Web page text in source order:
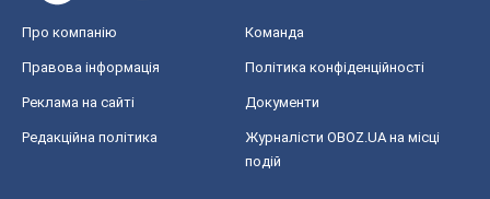
Про компанію Команда
Правова інформація Політика конфіденційності
Реклама на сайті Документи
Редакційна політика
Журналісти OBOZ.UA на місці
подій